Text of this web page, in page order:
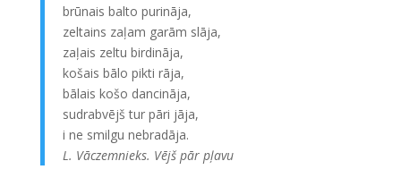
brūnais balto purināja,
zeltains zaļam garām slāja,
zaļais zeltu birdināja,
košais bālo pikti rāja,
bālais košo dancināja,
sudrabvējš tur pāri jāja,
i ne smilgu nebradāja.
L. Vāczemnieks. Vējš pār pļavu